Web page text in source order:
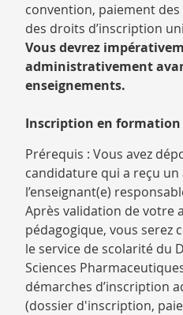
convention, paiement
des droits d’inscription
Vous devrez
administrativement
enseignements.
Inscription en
Prérequis : Vous avez
candidature qui a reçu un
l’enseignant(e)
Après validation de votre
pédagogique, vous serez
le service de scolarité du
Sciences
démarches d’inscription
(dossier d'inscription,